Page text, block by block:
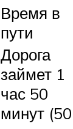
Время в
пути
Дорога
займет 1
час 50
минут (50